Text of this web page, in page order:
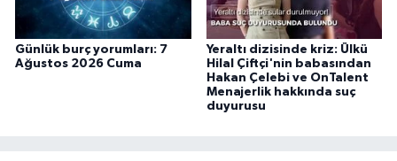
Günlük burç yorumları: 7
Ağustos 2026 Cuma
Yeraltı dizisinde kriz: Ülkü
Hilal Çiftçi'nin babasından
Hakan Çelebi ve OnTalent
Menajerlik hakkında suç
duyurusu